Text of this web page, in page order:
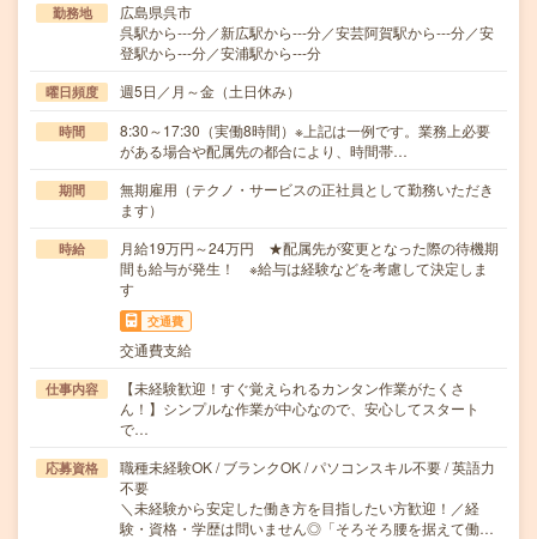
勤務地
広島県呉市
呉駅から---分／新広駅から---分／安芸阿賀駅から---分／安
登駅から---分／安浦駅から---分
曜日頻度 週5日／月～金（土日休み）
時間
8:30～17:30（実働8時間）※上記は一例です。業務上必要
がある場合や配属先の都合により、時間帯…
期間
無期雇用（テクノ・サービスの正社員として勤務いただき
ます）
時給
月給19万円～24万円 ★配属先が変更となった際の待機期
間も給与が発生！ ※給与は経験などを考慮して決定しま
す
交通費
交通費支給
仕事内容
【未経験歓迎！すぐ覚えられるカンタン作業がたくさ
ん！】シンプルな作業が中心なので、安心してスタート
で…
応募資格
職種未経験OK / ブランクOK / パソコンスキル不要 / 英語力
不要
＼未経験から安定した働き方を目指したい方歓迎！／経
験・資格・学歴は問いません◎「そろそろ腰を据えて働…